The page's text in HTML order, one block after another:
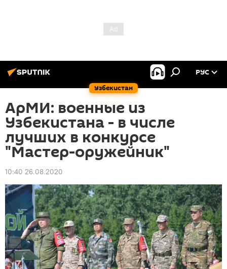
Узбекистан
РУС
АрМИ: военные из
Узбекистана - в числе
лучших в конкурсе
"Мастер-оружейник"
10:40 26.08.2020